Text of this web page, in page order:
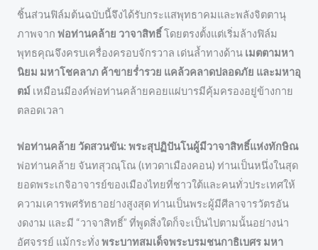
ชิ้นส่วนฟิล์มต้นฉบับนี้จึงได้รับกระแสพุทธาคมและพลังจิตตานุ
ภาพจาก พ่อท่านคล้าย วาจาสิทธิ์โดยตรงตั้งแต่เริ่มล้างฟิล์ม
พุทธคุณจึงครบเครื่องครอบจักรวาล เด่นล้ำทางด้าน เมตตามหา
นิยม มหาโชคลาภ ค้าขายร่ำรวย แคล้วคลาดปลอดภัย และมหาอุ
ตม์ เหมือนมีองค์พ่อท่านคล้ายคอยแผ่บารมีคุ้มครองอยู่ข้างกาย
ตลอดเวลา
พ่อท่านคล้าย วัดสวนขัน: พระสุปฏิปันโนผู้มีวาจาสิทธิ์แห่งทักษิณ
พ่อท่านคล้าย จันทสุวณฺโณ (เทวดาเมืองคอน) ท่านเป็นหนึ่งในสุด
ยอดพระเกจิอาจารย์ของเมืองไทยที่ชาวใต้และคนทั่วประเทศให้
ความเคารพศรัทธาอย่างสูงสุด ท่านเป็นพระผู้มีศีลาจารวัตรอัน
งดงาม และมี “วาจาสิทธิ์” ที่พูดสิ่งใดก็จะเป็นไปตามนั้นอย่างน่า
อัศจรรย์ แม้กระทั่ง พระบาทสมเด็จพระบรมชนกาธิเบศร มหา